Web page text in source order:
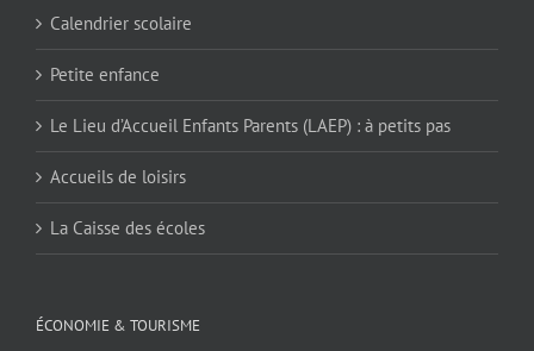
Calendrier scolaire
Petite enfance
Le Lieu d’Accueil Enfants Parents (LAEP) : à petits pas
Accueils de loisirs
La Caisse des écoles
ÉCONOMIE & TOURISME